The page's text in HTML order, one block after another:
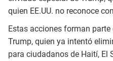
quien EE.UU. no reconoce
Estas acciones forman
Trump, quien ya intentó
para ciudadanos de Haití, El